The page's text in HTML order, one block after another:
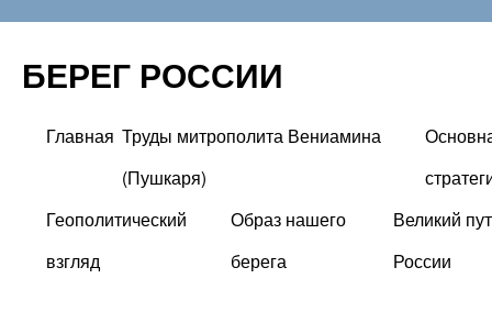
БЕРЕГ РОССИИ
Перейти
содержимому
Главная Труды митрополита Вениамина
(Пушкаря)
Геополитический
взгляд
Образ нашего
берега
Великий
России